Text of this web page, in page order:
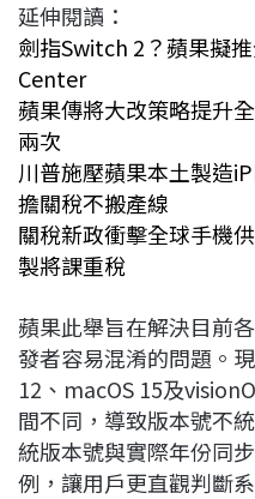
延伸閱讀：
劍指Switch 2？蘋果擬
Center
蘋果傳將大改策略提升
兩次
川普施壓蘋果本土製造
擔關稅不搬產線
關稅新政衝擊全球手機
製將課重稅
蘋果此舉旨在解決目前
發者容易混淆的問題。
12、macOS 15及
間不同，導致版本號不
統版本號與實際年份同
例，讓用戶更直觀判斷